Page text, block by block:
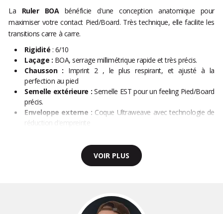
La Ruler BOAbénéficie d'une conception anatomique pour
maximiser votre contact Pied/Board. Très technique, elle facilite les
transitions carre à carre.
Rigidité : 6/10
Laçage : BOA, serrage millimétrique rapide et très précis.
Chausson : Imprint 2 , le plus respirant, et ajusté à la
perfection au pied
Semelle extérieure :Semelle EST pour un feeling Pied/Board
précis.
Enveloppe externe : Coque Ultraweave avec technologie de
réduction d'empreinte
VOIR PLUS